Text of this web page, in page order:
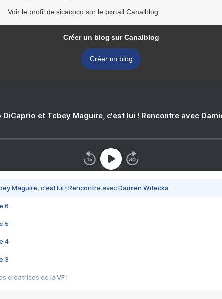
Voir le profil de sicacoco sur le portail Canalblog
Créer un blog sur Canalblog
Créer un blog
DiCaprio et Tobey Maguire, c'est lui ! Rencontre avec
Maguire, c'est lui ! Rencontre avec Damien Witecka
6
5
4
3
créatrices de la VF !